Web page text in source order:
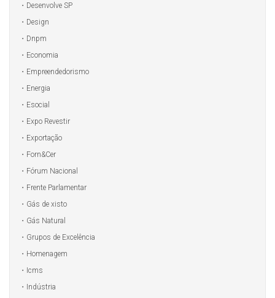
Desenvolve SP
Design
Dnpm
Economia
Empreendedorismo
Energia
Esocial
Expo Revestir
Exportação
Forn&Cer
Fórum Nacional
Frente Parlamentar
Gás de xisto
Gás Natural
Grupos de Excelência
Homenagem
Icms
Indústria